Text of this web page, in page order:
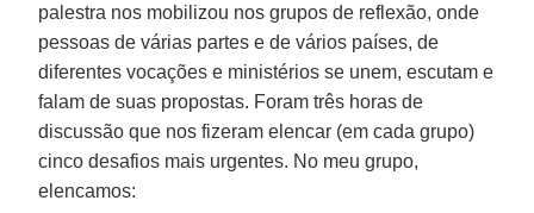
palestra nos mobilizou nos grupos de reflexão, onde
pessoas de várias partes e de vários países, de
diferentes vocações e ministérios se unem, escutam e
falam de suas propostas. Foram três horas de
discussão que nos fizeram elencar (em cada grupo)
cinco desafios mais urgentes. No meu grupo,
elencamos: